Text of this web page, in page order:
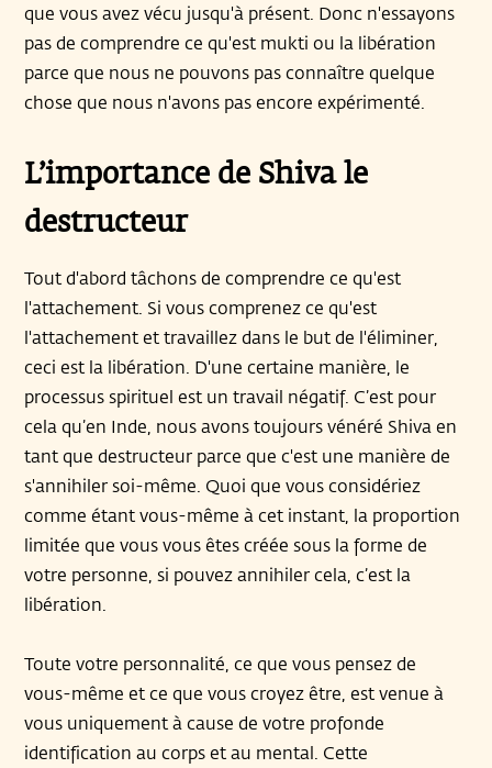
que vous avez vécu jusqu'à présent. Donc n'essayons
pas de comprendre ce qu'est mukti ou la libération
parce que nous ne pouvons pas connaître quelque
chose que nous n'avons pas encore expérimenté.
L’importance de Shiva le
destructeur
Tout d'abord tâchons de comprendre ce qu'est
l'attachement. Si vous comprenez ce qu'est
l'attachement et travaillez dans le but de l'éliminer,
ceci est la libération. D'une certaine manière, le
processus spirituel est un travail négatif. C’est pour
cela qu’en Inde, nous avons toujours vénéré Shiva en
tant que destructeur parce que c'est une manière de
s'annihiler soi-même. Quoi que vous considériez
comme étant vous-même à cet instant, la proportion
limitée que vous vous êtes créée sous la forme de
votre personne, si pouvez annihiler cela, c’est la
libération.
Toute votre personnalité, ce que vous pensez de
vous-même et ce que vous croyez être, est venue à
vous uniquement à cause de votre profonde
identification au corps et au mental. Cette